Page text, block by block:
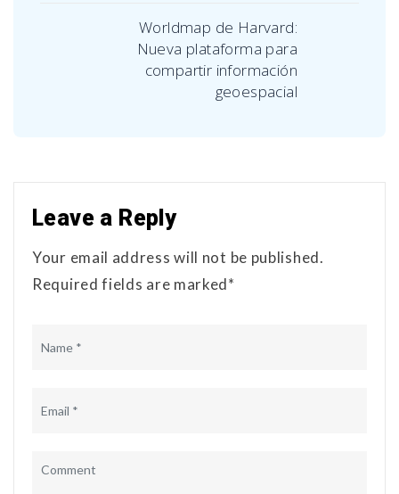
Worldmap de Harvard:
Nueva plataforma para
compartir información
geoespacial
Leave a Reply
Your email address will not be published.
Required fields are marked*